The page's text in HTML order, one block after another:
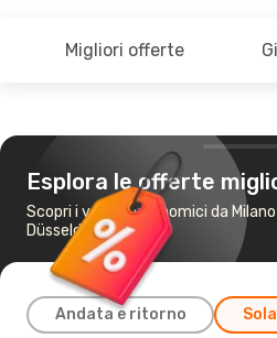
Migliori offerte
Esplora le offerte
Scopri i voli più economici da
Düsseldorf
Andata e ritorno